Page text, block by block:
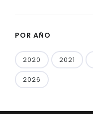
POR AÑO
2020 2021
2026